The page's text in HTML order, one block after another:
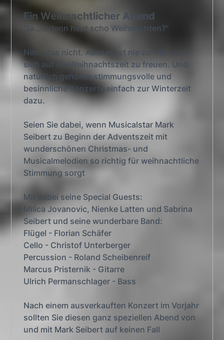
Ein Weihnachtlicher Abend
"Ja…is denn heut scho Weihnachten?"
Nein, das nicht. Aber es ist nie zu früh, um
sich auf die Weihnachtszeit zu freuen. Und
natürlich gehören stimmungsvolle und
besinnliche Konzerte einfach zur Winterzeit
dazu.
Seien Sie dabei, wenn Musicalstar Mark
Seibert zu Beginn der Adventszeit mit
wunderschönen Christmas- und
Musicalmelodien so richtig für weihnachtliche
Stimmung sorgt
Mit dabei seine Special Guests:
Milica Jovanovic, Nienke Latten und Sabrina
Seibert und seine wunderbare Band:
Flügel - Florian Schäfer
Cello - Christof Unterberger
Percussion - Roland Scheibenreif
Marcus Pristernik - Gitarre
Ulrich Permanschlager - Bass
Nach einem ausverkauften Konzert im Vorjahr
sollten Sie diesen ganz speziellen Abend von
und mit Mark Seibert auf keinen Fall